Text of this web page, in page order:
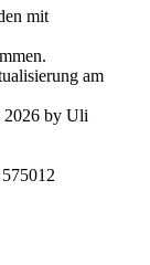
mit
am
by Uli